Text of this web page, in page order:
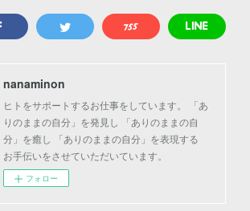
nanaminon
ヒトをサポートするお仕事をしています。 「あ
りのままの自分」を発見し 「ありのままの自
分」を癒し 「ありのままの自分」を表現する
お手伝いをさせていただいています。
フォロー